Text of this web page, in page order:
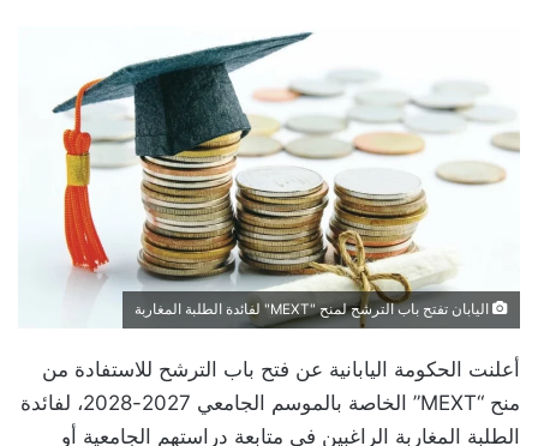
اليابان تفتح باب الترشح لمنح "MEXT" لفائدة الطلبة المغاربة
أعلنت الحكومة اليابانية عن فتح باب الترشح للاستفادة من
منح “MEXT” الخاصة بالموسم الجامعي 2027-2028، لفائدة
الطلبة المغاربة الراغبين في متابعة دراستهم الجامعية أو